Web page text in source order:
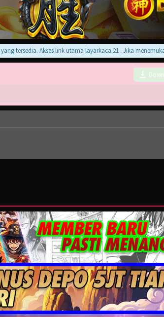
Akses link utama layarkaca 21 . Jika menemukan